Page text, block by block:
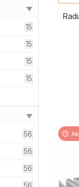
1
1
1
1
1
1
15
15
15
15
15
15
15
15
15
56
56
56
56